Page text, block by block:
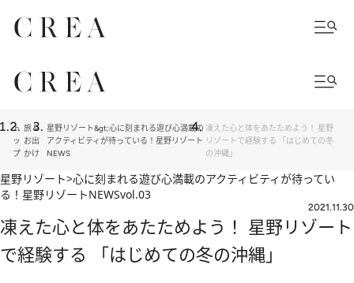
ト
ッ
プ
旅＆
お出
かけ
星野リゾート&gt;心に刻まれる遊び心満載の
アクティビティが待っている！星野リゾート
NEWS
凍えた心と体をあたためよう！ 星野
リゾートで経験する 「はじめての冬
の沖縄」
星野リゾート>心に刻まれる遊び心満載のアクティビティが待ってい
る！星野リゾートNEWSvol.03
2021.11.30
凍えた心と体をあたためよう！ 星野リゾート
で経験する 「はじめての冬の沖縄」